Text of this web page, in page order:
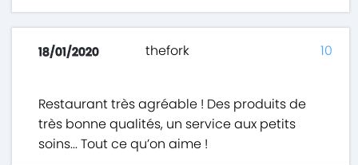
18/01/2020 thefork
Restaurant très agréable ! Des produits de
très bonne qualités, un service aux petits
soins... Tout ce qu’on aime !
10